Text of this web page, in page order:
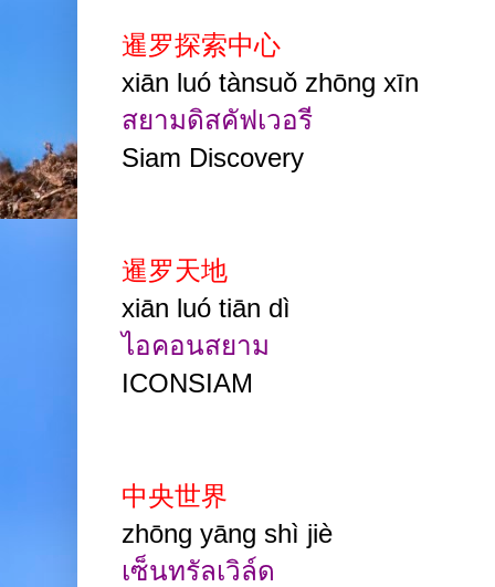
暹罗探索中心
xiān luó tànsuǒ zhōng xīn
สยามดิสคัฟเวอรี
Siam Discovery
暹罗天地
xiān luó tiān dì
ไอคอนสยาม
ICONSIAM
中央世界
zhōng yāng shì jiè
เซ็นทรัลเวิล์ด